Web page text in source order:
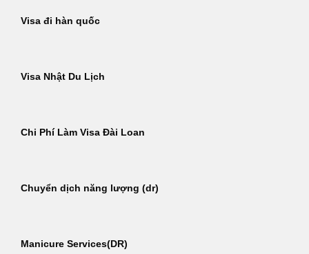
Visa đi hàn quốc
Visa Nhật Du Lịch
Chi Phí Làm Visa Đài Loan
Chuyển dịch năng lượng (dr)
Manicure Services(DR)